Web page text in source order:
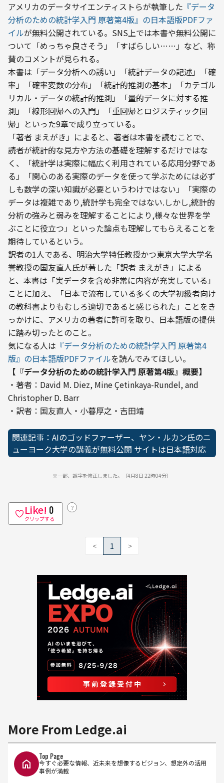
アメリカのデータサイエンティストらが執筆した 『データ
分析のための統計学入門 原著第4版』の日本語版PDFファ
イルが無料公開されている。SNS上では本書や無料公開に
ついて「めっちゃ良さそう」「すばらしい……」など、称
賛のコメントが見られる。
本書は「データ分析への誘い」「統計データの記述」「確
率」「確率変数の分布」「統計的推測の基本」「カテゴル
リカル・データの統計的推測」「量的データに対する推
測」「線形回帰への入門」「重回帰とロジスティック回
帰」といった9章で成り立っている。
「著者 まえがき」によると、著者は本書を読むことで、
読者が統計的な見方や方法の基礎を理解するだけではな
く、「統計学は実際に幅広く利用されている応用分野であ
る」「関心のある実際のデータを使って学ぶためには必ず
しも数学の深い知識が必要というわけではない」「実際の
データは複雑であり,統計学も完全ではない.しかし,統計的
分析の強みと弱みを理解することにより,様々な世界を学
ぶことに役立つ」といった論点も理解してもらえることを
期待しているという。
訳者の1人である、明治大学特任教授かつ東京大学大学名
誉教授の国友直人氏が著した「訳者 まえがき」による
と、本書は「実データを含め非常に内容が充実している」
ことに加え、「日本で流布している多くの大学初級者向け
の教科書よりもむしろ適切であると感じられた」ことをき
っかけに、アメリカの著者に許可を取り、日本語版の提供
に踏み切ったとのこと。
気になる人は 『データ分析のための統計学入門 原著第4
版』の日本語版PDFファイルを読んでみてほしい。
【『データ分析のための統計学入門 原著第4版』概要】
・著者：David M. Diez, Mine Çetinkaya-Rundel, and
Christopher D. Barr
・訳者：国友直人・小暮厚之・吉田靖
関連記事：AIのゴッドファーザー、ヤン・ルカン氏のニ
ューヨーク大学の講義が無料公開 サイトは日本語対応
※一部、誤字を修正しました。（4月8日 22時04分）
Like! 0
クリップする
？
< 1 >
More From Ledge.ai
Top Page
今すぐ必要な情報、近未来を想像するビジョン、想定外の活用
事例が満載